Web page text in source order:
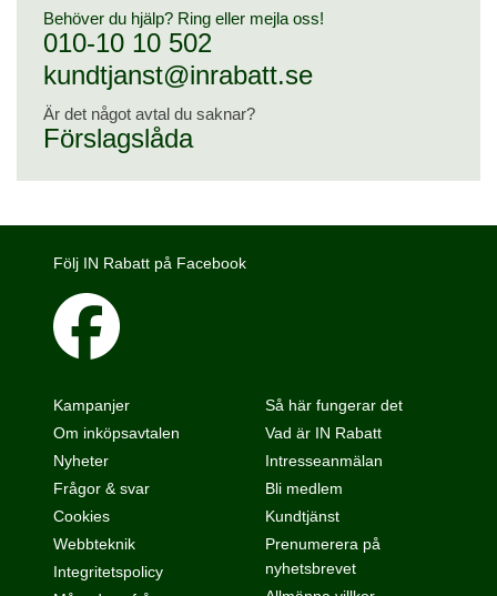
Behöver du hjälp? Ring eller mejla oss!
010-10 10 502
kundtjanst@inrabatt.se
Är det något avtal du saknar?
Förslagslåda
Följ IN Rabatt på Facebook
Kampanjer
Om inköpsavtalen
Nyheter
Frågor & svar
Så här fungerar det
Vad är IN Rabatt
Intresseanmälan
Bli medlem
Cookies
Webbteknik
Integritetspolicy
Kundtjänst
Prenumerera på
nyhetsbrevet